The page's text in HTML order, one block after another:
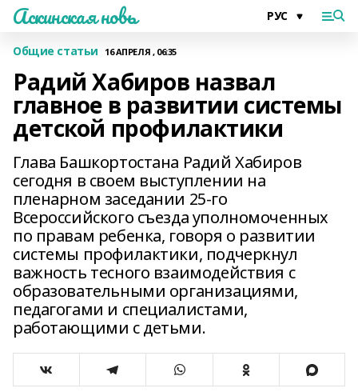
Аскинская новь
Общие статьи 16 АПРЕЛЯ , 06:35
Радий Хабиров назвал
главное в развитии системы
детской профилактики
Глава Башкортостана Радий Хабиров
сегодня в своем выступлении на
пленарном заседании 25-го
Всероссийского съезда уполномоченных
по правам ребенка, говоря о развитии
системы профилактики, подчеркнул
важность тесного взаимодействия с
образовательными организациями,
педагогами и специалистами,
работающими с детьми.